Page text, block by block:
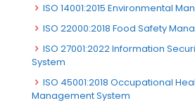
ISO 14001:2015 Environmental
ISO 22000:2018 Food Safety
ISO 27001:2022 Information
System
ISO 45001:2018 Occupational
Management System